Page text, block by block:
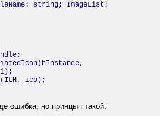
string; ImageList:
i);
ico);
ошибка, но принцып такой.